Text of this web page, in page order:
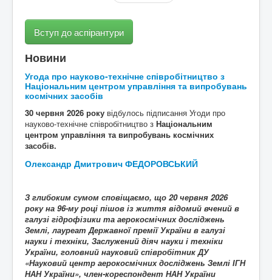
Вступ до аспірантури
Новини
Угода про науково-технічне співробітництво з
Національним центром управління та випробувань
космічних засобів
30 червня 2026 року відбулось підписання Угоди про
науково-технічне співробітництво з Національним
центром управління та випробувань космічних
засобів.
Олександр Дмитрович ФЕДОРОВСЬКИЙ
З глибоким сумом сповіщаємо, що 20червня 2026
року на 96-му році пішов із життя відомий вчений в
галузі гідрофізики та аерокосмічних досліджень
Землі, лауреат Державної премії України в галузі
науки і техніки, Заслужений діяч науки і техніки
України, головний науковий співробітник ДУ
«Науковий центр аерокосмічних досліджень Землі ІГН
НАН України», член-кореспондент НАН України